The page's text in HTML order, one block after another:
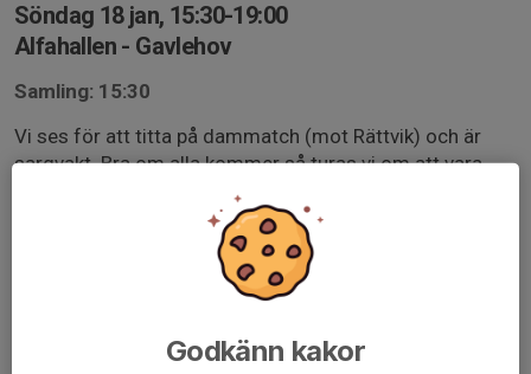
Söndag 18 jan, 15:30-19:00
Alfahallen - Gavlehov
Samling: 15:30
Vi ses för att titta på dammatch (mot Rättvik) och är
sargvakt. Bra om alla kommer så turas vi om att vara
sargvakt och gör detta också som lagaktivitet.
Matchstart 17.00 men vi ska vara där 1,5 timme före.
Godkänn kakor